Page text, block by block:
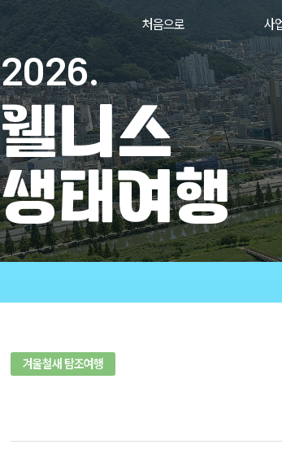
처음으로 사
2026.
웰니스
생태여행
겨울철새 탐조여행